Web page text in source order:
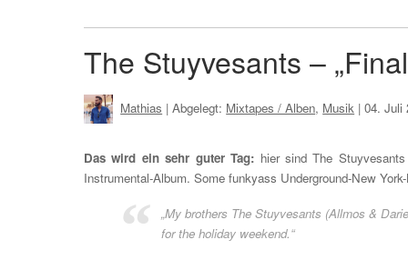
The Stuyvesants –
Mathias | Abgelegt: Mixtapes / Alben, Musik |04. Juli
Das wird ein sehr guter Tag: hier sind The
Instrumental-Album. Some funkyass Underground-New
„My brothers The Stuyvesants (Allmos &
for the holiday weekend.“